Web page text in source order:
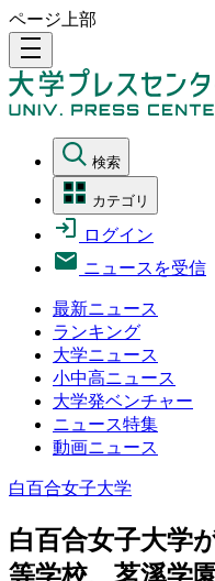
ページ上部
density_medium
検索
カテゴリ
ログイン
ニュースを受信
最新ニュース
ランキング
大学ニュース
小中高ニュース
大学発ベンチャー
ニュース特集
動画ニュース
白百合女子大学
白百合女子大学